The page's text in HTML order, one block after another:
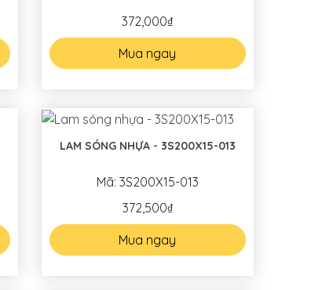
372,000₫
Mua ngay
LAM SÓNG NHỰA - 3S200X15-013
Mã: 3S200X15-013
372,500₫
Mua ngay